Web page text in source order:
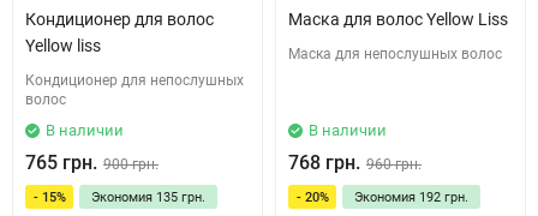
Кондиционер для волос
Yellow liss
Кондиционер для непослушных
волос
В наличии
765 грн. 900 грн.
- 15% Экономия 135 грн.
Маска для волос Yellow Liss
Маска для непослушных волос
В наличии
768 грн. 960 грн.
- 20% Экономия 192 грн.